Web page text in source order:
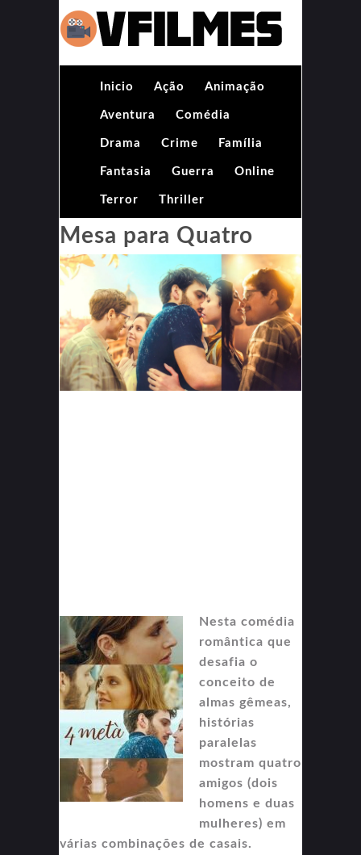
Inicio Ação Animação
Aventura Comédia
Drama Crime Família
Fantasia Guerra Online
Terror Thriller
Mesa para Quatro
Nesta comédia
romântica que
desafia o
conceito de
almas gêmeas,
histórias
paralelas
mostram quatro
amigos (dois
homens e duas
mulheres) em
várias combinações de casais.